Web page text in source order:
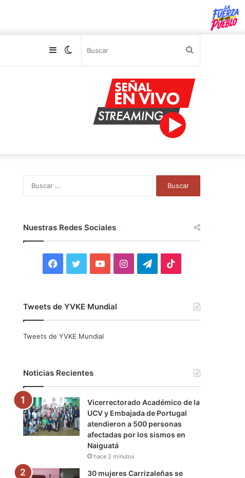
Switch
Sidebar
Nuestras Redes Sociales
F
c
o
k
i
r
Y
u
e
I
r
a
m
T
a
m
Tweets de YVKE Mundial
Tweets de YVKE Mundial
Noticias Recientes
Vicerrectorado Académico de la
UCV y Embajada de Portugal
atendieron a 500 personas
afectadas por los sismos en
Naiguatá
hace 2 minutos
30 mujeres Carrizaleñas se